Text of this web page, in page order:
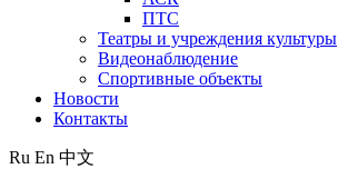
ПТС
Театры и учреждения культуры
Видеонаблюдение
Спортивные объекты
Новости
Контакты
Ru En 中文